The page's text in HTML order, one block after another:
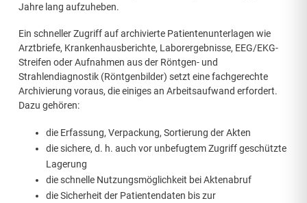
Jahre lang aufzuheben.
Ein schneller Zugriff auf archivierte Patientenunterlagen wie
Arztbriefe, Krankenhausberichte, Laborergebnisse, EEG/EKG-
Streifen oder Aufnahmen aus der Röntgen- und
Strahlendiagnostik (Röntgenbilder) setzt eine fachgerechte
Archivierung voraus, die einiges an Arbeitsaufwand erfordert.
Dazu gehören:
die Erfassung, Verpackung, Sortierung der Akten
die sichere, d. h. auch vor unbefugtem Zugriff geschützte
Lagerung
die schnelle Nutzungsmöglichkeit bei Aktenabruf
die Sicherheit der Patientendaten bis zur